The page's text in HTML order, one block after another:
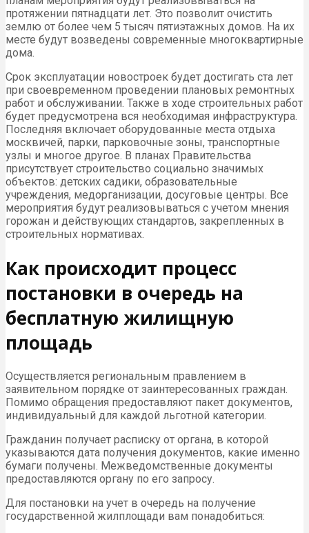
протяжении пятнадцати лет. Это позволит очистить
землю от более чем 5 тысяч пятиэтажных домов. На их
месте будут возведены современные многоквартирные
дома.
Срок эксплуатации новостроек будет достигать ста лет
при своевременном проведении плановых ремонтных
работ и обслуживании. Также в ходе строительных работ
будет предусмотрена вся необходимая инфраструктура.
Последняя включает оборудованные места отдыха
москвичей, парки, парковочные зоны, транспортные
узлы и многое другое. В планах Правительства
присутствует строительство социально значимых
объектов: детских садики, образовательные
учреждения, медорганизации, досуговые центры. Все
мероприятия будут реализовываться с учетом мнения
горожан и действующих стандартов, закрепленных в
строительных нормативах.
Как происходит процесс
постановки в очередь на
бесплатную жилищную
площадь
Осуществляется региональным правлением в
заявительном порядке от заинтересованных граждан.
Помимо обращения предоставляют пакет документов,
индивидуальный для каждой льготной категории.
Гражданин получает расписку от органа, в которой
указываются дата получения документов, какие именно
бумаги получены. Межведомственные документы
предоставляются органу по его запросу.
Для постановки на учет в очередь на получение
государственной жилплощади вам понадобиться: